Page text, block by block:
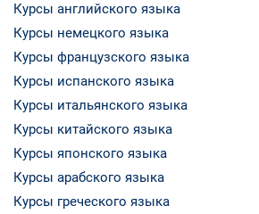
Курсы английского языка
Курсы немецкого языка
Курсы французского языка
Курсы испанского языка
Курсы итальянского языка
Курсы китайского языка
Курсы японского языка
Курсы арабского языка
Курсы греческого языка